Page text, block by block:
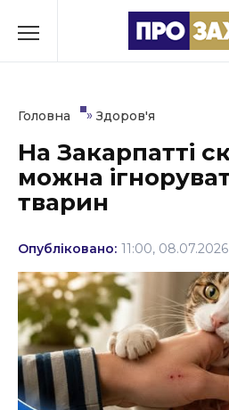
до
Культура
Освіта
Події
Політика
Соціум
Спорт
Головна » Здоров'я
На Закарпатті
можна
тварин
Опубліковано: 11:00, 08.07.2026